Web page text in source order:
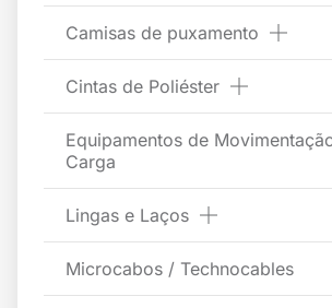
Camisas de puxamento
Cintas de Poliéster
Equipamentos de
Carga
Lingas e Laços
Microcabos / Technocables